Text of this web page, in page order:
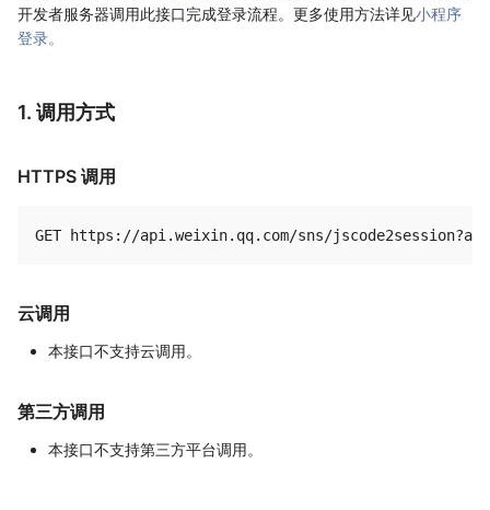
开发者服务器调用此接口完成登录流程。更多使用方法详见小程序
登录。
1. 调用方式
HTTPS 调用
云调用
本接口不支持云调用。
第三方调用
本接口不支持第三方平台调用。